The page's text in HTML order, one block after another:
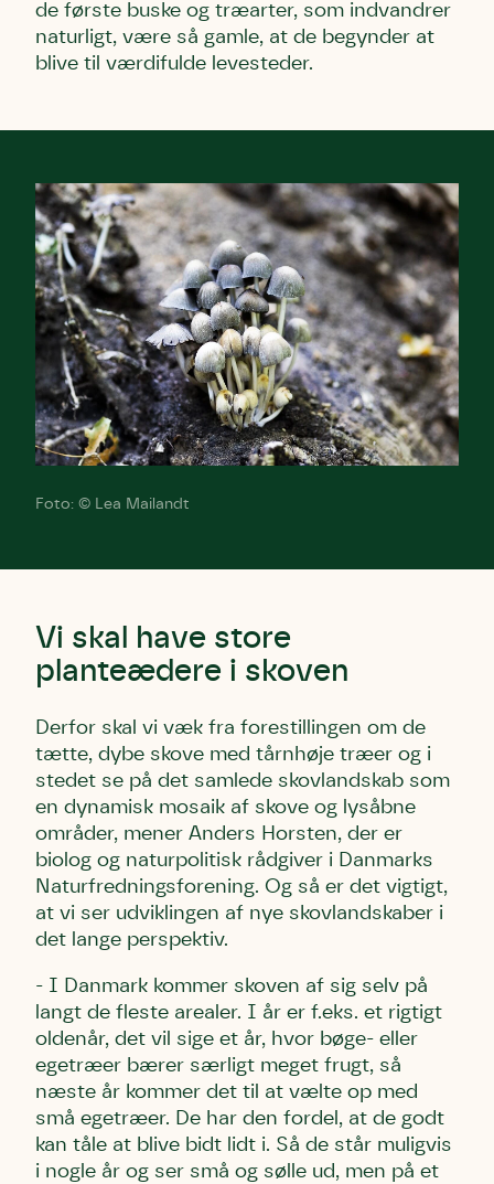
de første buske og træarter, som indvandrer
naturligt, være så gamle, at de begynder at
blive til værdifulde levesteder.
Foto: © Lea Mailandt
Vi skal have store
planteædere i skoven
Derfor skal vi væk fra forestillingen om de
tætte, dybe skove med tårnhøje træer og i
stedet se på det samlede skovlandskab som
en dynamisk mosaik af skove og lysåbne
områder, mener Anders Horsten, der er
biolog og naturpolitisk rådgiver i Danmarks
Naturfredningsforening. Og så er det vigtigt,
at vi ser udviklingen af nye skovlandskaber i
det lange perspektiv.
- I Danmark kommer skoven af sig selv på
langt de fleste arealer. I år er f.eks. et rigtigt
oldenår, det vil sige et år, hvor bøge- eller
egetræer bærer særligt meget frugt, så
næste år kommer det til at vælte op med
små egetræer. De har den fordel, at de godt
kan tåle at blive bidt lidt i. Så de står muligvis
i nogle år og ser små og sølle ud, men på et